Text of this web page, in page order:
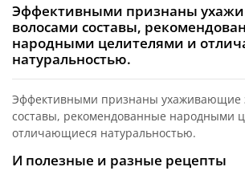
Эффективными признаны
волосами составы,
народными целителями и
натуральностью.
Эффективными признаны ухаживающие
составы, рекомендованные народными
отличающиеся натуральностью.
И полезные и разные рецепты